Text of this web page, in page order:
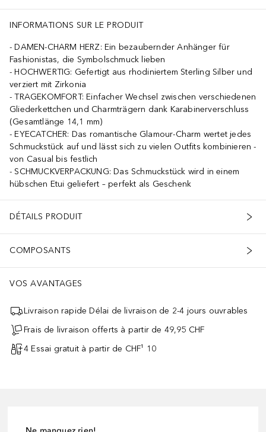
INFORMATIONS SUR LE PRODUIT
DAMEN-CHARM HERZ: Ein bezaubernder Anhänger für
Fashionistas, die Symbolschmuck lieben
HOCHWERTIG: Gefertigt aus rhodiniertem Sterling Silber und
verziert mit Zirkonia
TRAGEKOMFORT: Einfacher Wechsel zwischen verschiedenen
Gliederkettchen und Charmträgern dank Karabinerverschluss
(Gesamtlänge 14,1 mm)
EYECATCHER: Das romantische Glamour-Charm wertet jedes
Schmuckstück auf und lässt sich zu vielen Outfits kombinieren -
von Casual bis festlich
SCHMUCKVERPACKUNG: Das Schmuckstück wird in einem
hübschen Etui geliefert – perfekt als Geschenk
DÉTAILS PRODUIT
COMPOSANTS
VOS AVANTAGES
Livraison rapide Délai de livraison de 2-4 jours ouvrables
Frais de livraison offerts à partir de 49,95 CHF
4 Essai gratuit à partir de CHF¹ 10